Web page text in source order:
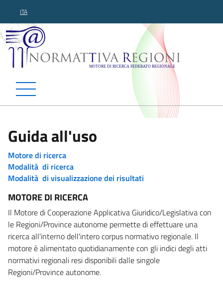
ITA
Normattiva Regioni -
Guida all'uso
Motore di ricerca
Modalità di ricerca
Modalità di visualizzazione dei risultati
MOTORE DI RICERCA
Il Motore di Cooperazione Applicativa Giuridico/Legislativa con
le Regioni/Province autonome permette di effettuare una
ricerca all'interno dell'intero corpus normativo regionale. Il
motore è alimentato quotidianamente con gli indici degli atti
normativi regionali resi disponibili dalle singole
Regioni/Province autonome.